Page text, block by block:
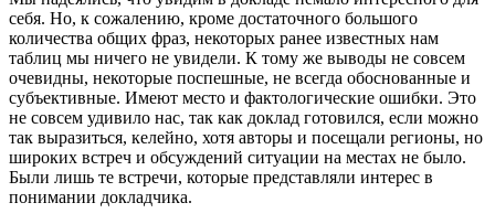
себя. Но, к сожалению, кроме достаточного большого
количества общих фраз, некоторых ранее известных нам
таблиц мы ничего не увидели. К тому же выводы не совсем
очевидны, некоторые поспешные, не всегда обоснованные и
субъективные. Имеют место и фактологические ошибки. Это
не совсем удивило нас, так как доклад готовился, если можно
так выразиться, келейно, хотя авторы и посещали регионы, но
широких встреч и обсуждений ситуации на местах не было.
Были лишь те встречи, которые представляли интерес в
понимании докладчика.